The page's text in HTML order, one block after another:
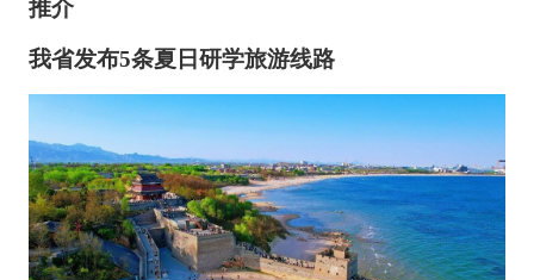
推介
我省发布5条夏日研学旅游线路